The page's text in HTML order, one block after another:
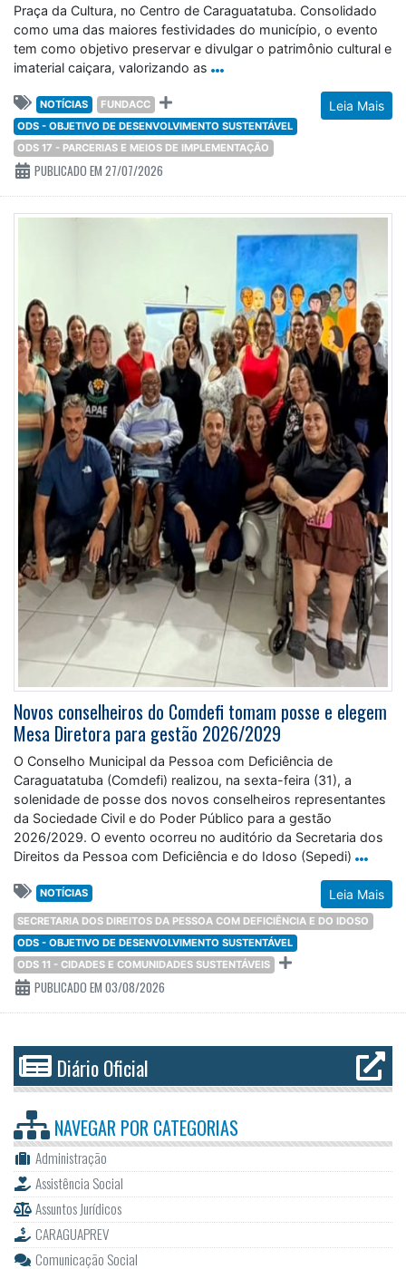
Praça da Cultura, no Centro de Caraguatatuba. Consolidado
como uma das maiores festividades do município, o evento
tem como objetivo preservar e divulgar o patrimônio cultural e
imaterial caiçara, valorizando as
Leia Mais
NOTÍCIAS
FUNDACC
ODS - OBJETIVO DE DESENVOLVIMENTO SUSTENTÁVEL
ODS 17 - PARCERIAS E MEIOS DE IMPLEMENTAÇÃO
PUBLICADO EM 27/07/2026
Novos conselheiros do Comdefi tomam posse e elegem
Mesa Diretora para gestão 2026/2029
O Conselho Municipal da Pessoa com Deficiência de
Caraguatatuba (Comdefi) realizou, na sexta-feira (31), a
solenidade de posse dos novos conselheiros representantes
da Sociedade Civil e do Poder Público para a gestão
2026/2029. O evento ocorreu no auditório da Secretaria dos
Direitos da Pessoa com Deficiência e do Idoso (Sepedi)
Leia Mais
NOTÍCIAS
SECRETARIA DOS DIREITOS DA PESSOA COM DEFICIÊNCIA E DO IDOSO
ODS - OBJETIVO DE DESENVOLVIMENTO SUSTENTÁVEL
ODS 11 - CIDADES E COMUNIDADES SUSTENTÁVEIS
PUBLICADO EM 03/08/2026
Diário Oficial
NAVEGAR POR CATEGORIAS
Administração
Assistência Social
Assuntos Jurídicos
CARAGUAPREV
Comunicação Social